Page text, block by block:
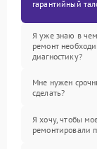
гарантийный
Я уже знаю в
ремонт
диагностику?
Мне нужен
сделать?
Я хочу, чтобы
ремонтировали